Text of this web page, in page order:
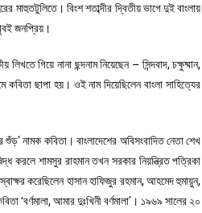
বিংশ শতাব্দীর দ্বিতীয় ভাগে দুই বাংলায়
জনপ্রিয়।
গিয়ে নানা ছন্দনাম নিয়েছেন – সিন্দবাদ, চক্ষুষ্মান,
ছাপা হয়। ওই নাম দিয়েছিলেন বাংলা সাহিত্যের
নামক কবিতা। বাংলাদেশের অবিসংবাদিত নেতা শেখ
করলে শামসুর রাহমান তখন সরকার নিয়ন্ত্রিত পত্রিকা
করেছিলেন হাসান হাফিজুর রহমান, আহমেদ হুমায়ুন,
‘বর্ণমালা, আমার দুঃখিনী বর্ণমালা’। ১৯৬৯ সালের ২০